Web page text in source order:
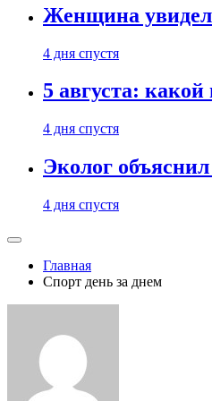
Женщина
4 дня спустя
5 августа:
4 дня спустя
Эколог
4 дня спустя
Главная
Спорт день за днем